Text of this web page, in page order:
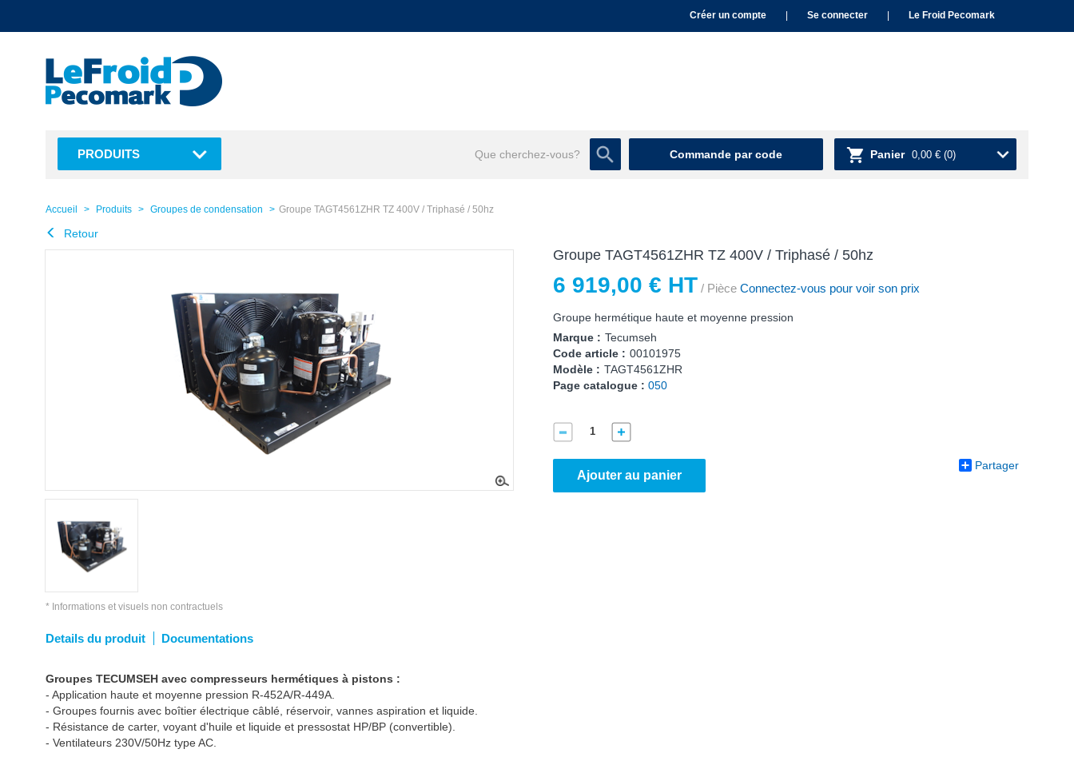
Créer un compte Se connecter Le Froid Pecomark
Commande par code Panier 0,00 € (0)
PRODUITS
Accueil Produits Groupes de condensation Groupe TAGT4561ZHR TZ 400V / Triphasé / 50hz
Retour
* Informations et visuels non contractuels
Details du produit Documentations
Groupe TAGT4561ZHR TZ 400V / Triphasé / 50hz
6 919,00 € HT / Pièce Connectez-vous pour voir son prix
Groupe hermétique haute et moyenne pression
Marque : Tecumseh
Code article : 00101975
Modèle : TAGT4561ZHR
Page catalogue : 050
Ajouter au panier
Partager
Groupes TECUMSEH avec compresseurs hermétiques à pistons :
- Application haute et moyenne pression R-452A/R-449A.
- Groupes fournis avec boîtier électrique câblé, réservoir, vannes aspiration et liquide.
- Résistance de carter, voyant d'huile et liquide et pressostat HP/BP (convertible).
- Ventilateurs 230V/50Hz type AC.